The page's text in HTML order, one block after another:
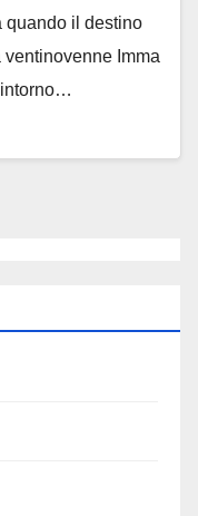
quando il destino
ventinovenne Imma
intorno…